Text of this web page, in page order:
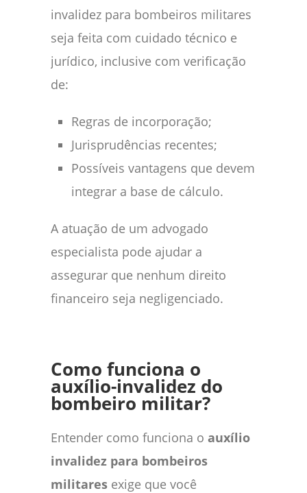
invalidez para bombeiros militares
seja feita com cuidado técnico e
jurídico, inclusive com verificação
de:
Regras de incorporação;
Jurisprudências recentes;
Possíveis vantagens que devem
integrar a base de cálculo.
A atuação de um advogado
especialista pode ajudar a
assegurar que nenhum direito
financeiro seja negligenciado.
Como funciona o
auxílio-invalidez do
bombeiro militar?
Entender como funciona o auxílio
invalidez para bombeiros
militares exige que você